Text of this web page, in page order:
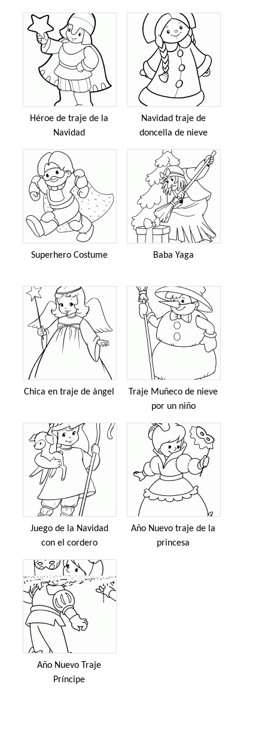
Héroe de traje de la
Navidad
Navidad traje de
doncella de nieve
Superhero Costume Baba Yaga
Chica en traje de ángel
Traje Muñeco de nieve
por un niño
Juego de la Navidad
con el cordero
Año Nuevo traje de la
princesa
Año Nuevo Traje
Príncipe